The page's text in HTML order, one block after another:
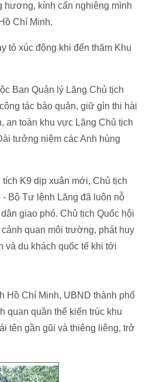
hương, kính cẩn nghiêng mình
Chí Minh.
tỏ xúc động khi đến thăm Khu
Ban Quản lý Lăng Chủ tịch
tác bảo quản, giữ gìn thi hài
an toàn khu vực Lăng Chủ tịch
tưởng niệm các Anh hùng
K9 dịp xuân mới, Chủ tịch
Bộ Tư lệnh Lăng đã luôn nỗ
giao phó. Chủ tịch Quốc hội
quan môi trường, phát huy
và du khách quốc tế khi tới
Hồ Chí Minh, UBND thành phố
quan quần thể kiến trúc khu
tên gần gũi và thiêng liêng, trở